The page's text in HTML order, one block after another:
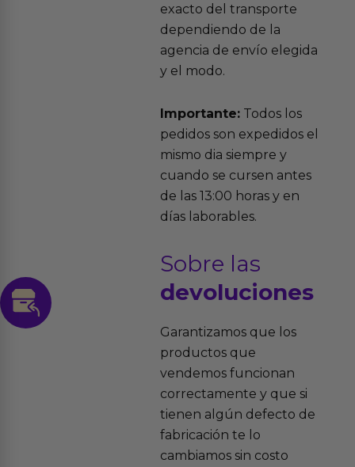
exacto del transporte
dependiendo de la
agencia de envío elegida
y el modo.
Importante:Todos los
pedidos son expedidos el
mismo dia siempre y
cuando se cursen antes
de las 13:00 horas y en
días laborables.
Sobre las
devoluciones
Garantizamos que los
productos que
vendemos funcionan
correctamente y que si
tienen algún defecto de
fabricación te lo
cambiamos sin costo